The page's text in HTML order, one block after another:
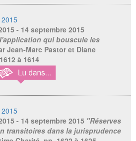
- 14 septembre 2015
qui bouscule les
Jean-Marc Pastor et Diane
à 1614
- 14 septembre 2015 "Réserves
transitoires dans la jurisprudence